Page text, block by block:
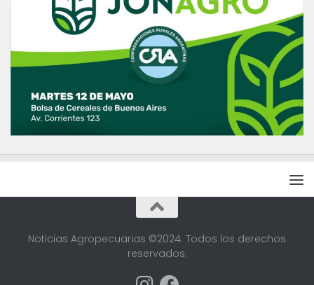
Noticias Agropecuarias ©2024. Todos los derechos
reservados.